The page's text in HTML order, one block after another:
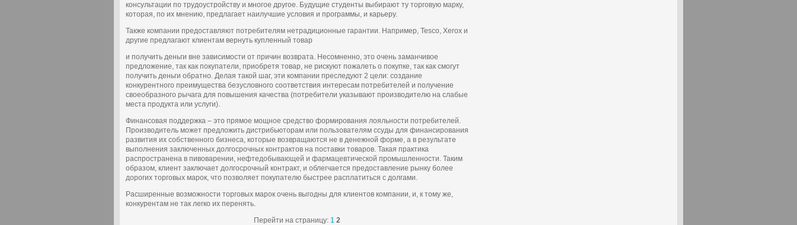
консультации по трудоустройству и многое другое. Будущие студенты выбирают ту торговую марку,
которая, по их мнению, предлагает наилучшие условия и программы, и карьеру.
Также компании предоставляют потребителям нетрадиционные гарантии. Например, Tesco, Xerox и
другие предлагают клиентам вернуть купленный товар
и получить деньги вне зависимости от причин возврата. Несомненно, это очень заманчивое
предложение, так как покупатели, приобретя товар, не рискуют пожалеть о покупке, так как смогут
получить деньги обратно. Делая такой шаг, эти компании преследуют 2 цели: создание
конкурентного преимущества безусловного соответствия интересам потребителей и получение
своеобразного рычага для повышения качества (потребители указывают производителю на слабые
места продукта или услуги).
Финансовая поддержка – это прямое мощное средство формирования лояльности потребителей.
Производитель может предложить дистрибьюторам или пользователям ссуды для финансирования
развития их собственного бизнеса, которые возвращаются не в денежной форме, а в результате
выполнения заключенных долгосрочных контрактов на поставки товаров. Такая практика
распространена в пивоварении, нефтедобывающей и фармацевтической промышленности. Таким
образом, клиент заключает долгосрочный контракт, и облегчается предоставление рынку более
дорогих торговых марок, что позволяет покупателю быстрее расплатиться с долгами.
Расширенные возможности торговых марок очень выгодны для клиентов компании, и, к тому же,
конкурентам не так легко их перенять.
Перейти на страницу: 1 2